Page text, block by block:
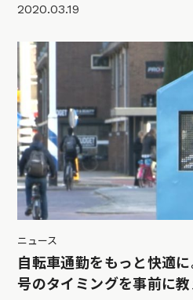
2020.03.19
ニュース
自転車通勤をもっと快適
号のタイミングを事前に